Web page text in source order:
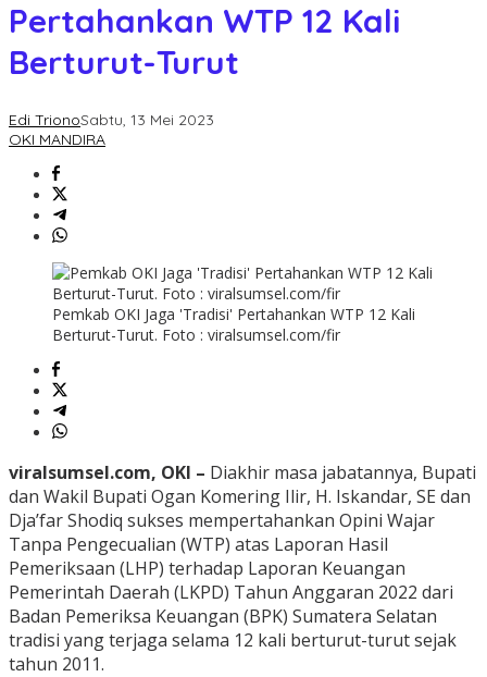
Pertahankan WTP 12 Kali
Berturut-Turut
Edi TrionoSabtu, 13 Mei 2023
OKI MANDIRA
Pemkab OKI Jaga 'Tradisi' Pertahankan WTP 12 Kali
Berturut-Turut. Foto : viralsumsel.com/fir
viralsumsel.com, OKI – Diakhir masa jabatannya, Bupati
dan Wakil Bupati Ogan Komering Ilir, H. Iskandar, SE dan
Dja’far Shodiq sukses mempertahankan Opini Wajar
Tanpa Pengecualian (WTP) atas Laporan Hasil
Pemeriksaan (LHP) terhadap Laporan Keuangan
Pemerintah Daerah (LKPD) Tahun Anggaran 2022 dari
Badan Pemeriksa Keuangan (BPK) Sumatera Selatan
tradisi yang terjaga selama 12 kali berturut-turut sejak
tahun 2011.